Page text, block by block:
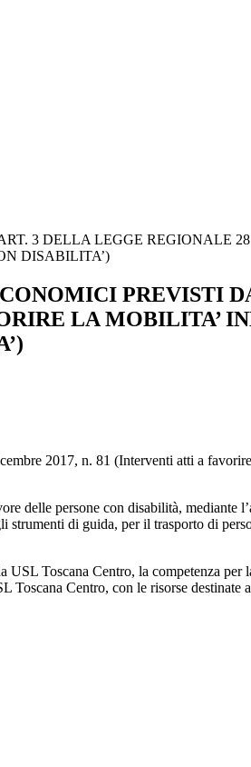
3 DELLA LEGGE REGIONALE
DISABILITA’)
PREVISTI
LA MOBILITA’
2017, n. 81 (Interventi atti a
delle persone con disabilità, mediante
strumenti di guida, per il trasporto di
Toscana Centro, la competenza per
Centro, con le risorse destinate